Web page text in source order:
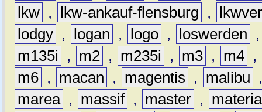
lkw , lkw-ankauf-flensburg ,
lodgy , logan , logo , loswerden
m135i
, m2 , m235i , m3 , m4 ,
m6 , macan , magentis , malibu
marea , massif , master ,
materia